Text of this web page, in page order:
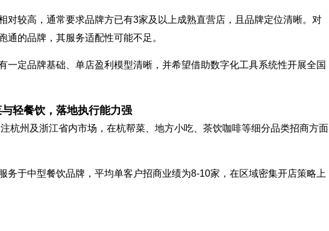
对较高，通常要求品牌方已有3家及以上成熟直营店，且品牌定位清晰。对
通的品牌，其服务适配性可能不足。
一定品牌基础、单店盈利模型清晰，并希望借助数字化工具系统性开展全国
轻餐饮，落地执行能力强
杭州及浙江省内市场，在杭帮菜、地方小吃、茶饮咖啡等细分品类招商方面
务于中型餐饮品牌，平均单客户招商业绩为8-10家，在区域密集开店策略上